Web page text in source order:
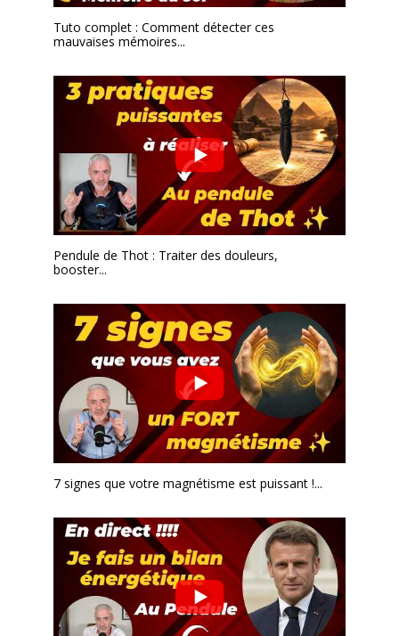
Tuto complet : Comment détecter ces
mauvaises mémoires...
Pendule de Thot : Traiter des douleurs,
booster...
7 signes que votre magnétisme est puissant !...